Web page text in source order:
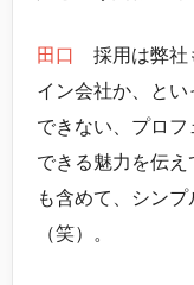
田口
採用は弊社
イン会社か、と
できない、プロ
できる魅力を伝
も含めて、シン
（笑）。